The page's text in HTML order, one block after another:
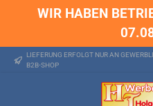
springenWIR HABEN
LIEFERUNG ERFOLGT NUR AN
B2B-SHOP